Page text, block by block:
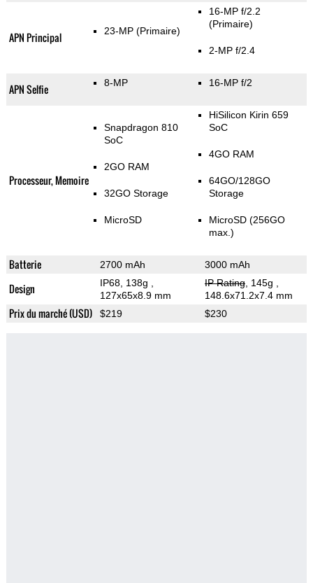
APN Principal 23-MP (Primaire)
16-MP f/2.2
(Primaire)
2-MP f/2.4
APN Selfie 8-MP 16-MP f/2
Processeur, Memoire
Snapdragon 810
SoC
2GO RAM
32GO Storage
MicroSD
HiSilicon Kirin 659
SoC
4GO RAM
64GO/128GO
Storage
MicroSD (256GO
max.)
Batterie 2700 mAh 3000 mAh
Design IP68, 138g
127x65x8.9 mm
IP Rating, 145g
148.6x71.2x7.4 mm
Prix du marché (USD) $219 $230